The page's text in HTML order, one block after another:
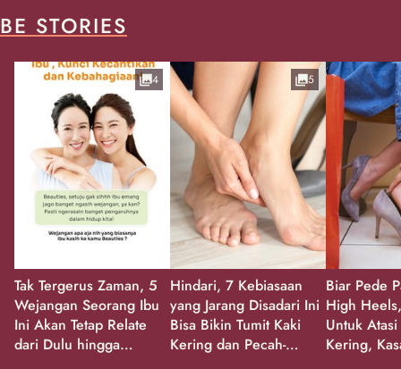
BE STORIES
Tak Tergerus Zaman, 5
Wejangan Seorang Ibu
Ini Akan Tetap Relate
dari Dulu hingga
4
Hindari, 7 Kebiasaan
yang Jarang Disadari Ini
Bisa Bikin Tumit Kaki
Kering dan Pecah-
5
Biar Pede
High
Untuk
Kering,